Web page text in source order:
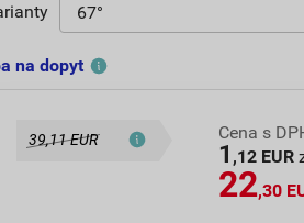
na dopyt
39,11 EUR Cena s
1 ,12 EUR
22,30